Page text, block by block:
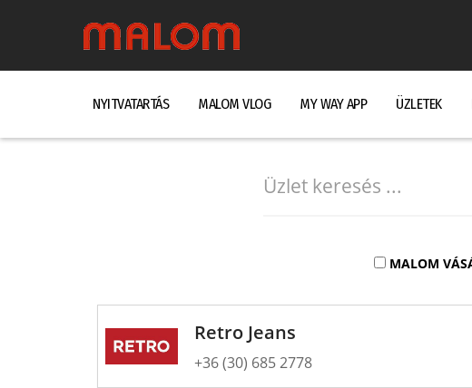
NYITVATARTÁS MALOM VLOG MY WAY APP ÜZLETEK
MALOM
Retro Jeans
+36 (30) 685 2778